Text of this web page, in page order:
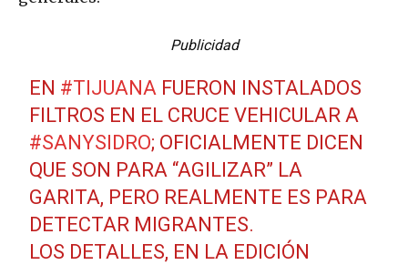
Publicidad
EN #TIJUANA FUERON INSTALADOS
FILTROS EN EL CRUCE VEHICULAR A
#SANYSIDRO; OFICIALMENTE DICEN
QUE SON PARA “AGILIZAR” LA
GARITA, PERO REALMENTE ES PARA
DETECTAR MIGRANTES.
LOS DETALLES, EN LA EDICIÓN